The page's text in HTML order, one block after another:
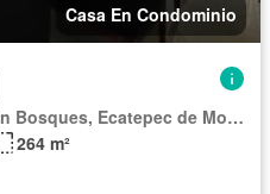
Casa En Condominio
Jardines de Morelos Sección Bosques, Ecatepec de Morelos
264 m²